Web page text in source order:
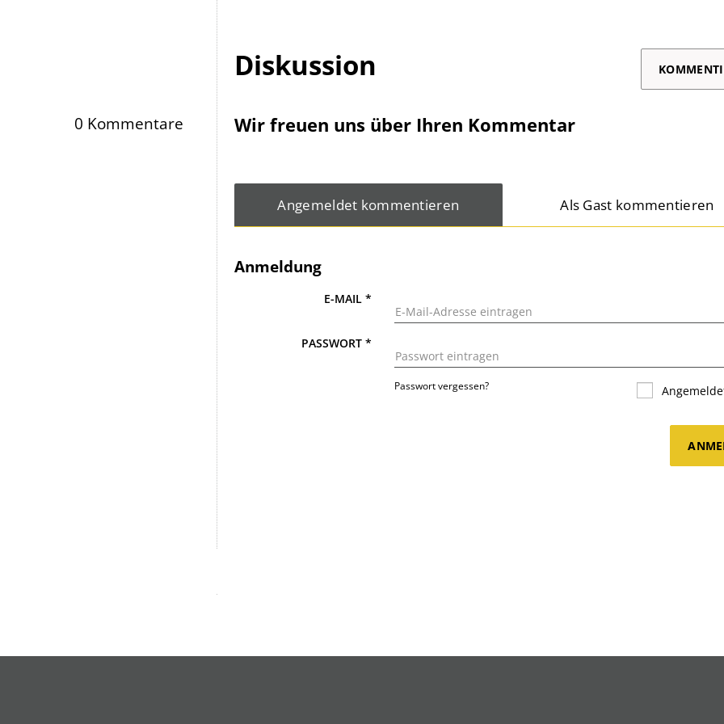
Diskussion
0 Kommentare Wir freuen uns über Ihren Kommentar
Angemeldet kommentieren Als Gast kommentieren
Anmeldung
E-MAIL*
PASSWORT*
Passwort vergessen?